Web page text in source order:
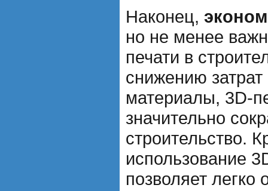
Наконец,
но не менее
печати в
снижению
материалы, 3D-
значительно
строительство.
использование
позволяет легко